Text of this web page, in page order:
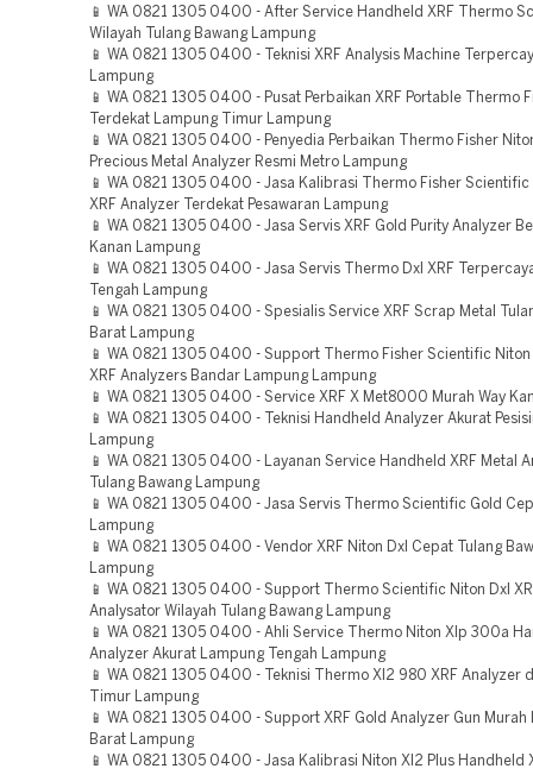
📱 WA 0821 1305 0400 - After Service Handheld XRF Thermo
Wilayah Tulang Bawang Lampung
📱 WA 0821 1305 0400 - Teknisi XRF Analysis Machine
Lampung
📱 WA 0821 1305 0400 - Pusat Perbaikan XRF Portable Thermo
Terdekat Lampung Timur Lampung
📱 WA 0821 1305 0400 - Penyedia Perbaikan Thermo Fisher
Precious Metal Analyzer Resmi Metro Lampung
📱 WA 0821 1305 0400 - Jasa Kalibrasi Thermo Fisher Scientific
XRF Analyzer Terdekat Pesawaran Lampung
📱 WA 0821 1305 0400 - Jasa Servis XRF Gold Purity Analyzer
Kanan Lampung
📱 WA 0821 1305 0400 - Jasa Servis Thermo Dxl XRF
Tengah Lampung
📱 WA 0821 1305 0400 - Spesialis Service XRF Scrap Metal
Barat Lampung
📱 WA 0821 1305 0400 - Support Thermo Fisher Scientific
XRF Analyzers Bandar Lampung Lampung
📱 WA 0821 1305 0400 - Service XRF X Met8000 Murah Way
📱 WA 0821 1305 0400 - Teknisi Handheld Analyzer Akurat
Lampung
📱 WA 0821 1305 0400 - Layanan Service Handheld XRF Metal
Tulang Bawang Lampung
📱 WA 0821 1305 0400 - Jasa Servis Thermo Scientific Gold
Lampung
📱 WA 0821 1305 0400 - Vendor XRF Niton Dxl Cepat Tulang
Lampung
📱 WA 0821 1305 0400 - Support Thermo Scientific Niton Dxl
Analysator Wilayah Tulang Bawang Lampung
📱 WA 0821 1305 0400 - Ahli Service Thermo Niton Xlp 300a
Analyzer Akurat Lampung Tengah Lampung
📱 WA 0821 1305 0400 - Teknisi Thermo Xl2 980 XRF Analyzer
Timur Lampung
📱 WA 0821 1305 0400 - Support XRF Gold Analyzer Gun Murah
Barat Lampung
📱 WA 0821 1305 0400 - Jasa Kalibrasi Niton Xl2 Plus Handheld